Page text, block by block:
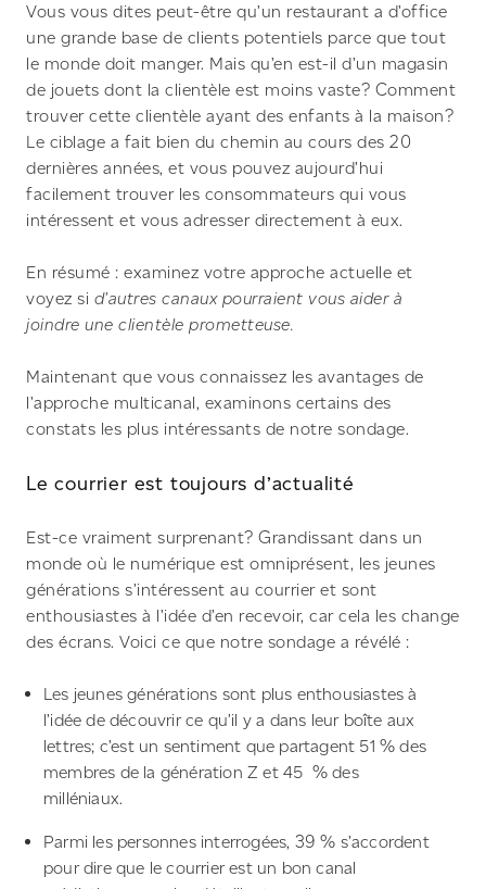
Vous vous dites peut-être qu’un restaurant a d’office
une grande base de clients potentiels parce que tout
le monde doit manger. Mais qu’en est-il d’un magasin
de jouets dont la clientèle est moins vaste? Comment
trouver cette clientèle ayant des enfants à la maison?
Le ciblage a fait bien du chemin au cours des 20
dernières années, et vous pouvez aujourd’hui
facilement trouver les consommateurs qui vous
intéressent et vous adresser directement à eux.
En résumé : examinez votre approche actuelle et
voyez si d’autres canaux pourraient vous aider à
joindre une clientèle prometteuse.
Maintenant que vous connaissez les avantages de
l’approche multicanal, examinons certains des
constats les plus intéressants de notre sondage.
Le courrier est toujours d’actualité
Est-ce vraiment surprenant? Grandissant dans un
monde où le numérique est omniprésent, les jeunes
générations s’intéressent au courrier et sont
enthousiastes à l’idée d’en recevoir, car cela les change
des écrans. Voici ce que notre sondage a révélé :
Les jeunes générations sont plus enthousiastes à
l’idée de découvrir ce qu’il y a dans leur boîte aux
lettres; c’est un sentiment que partagent 51 % des
membres de la génération Z et 45 % des
milléniaux.
Parmi les personnes interrogées, 39 % s’accordent
pour dire que le courrier est un bon canal